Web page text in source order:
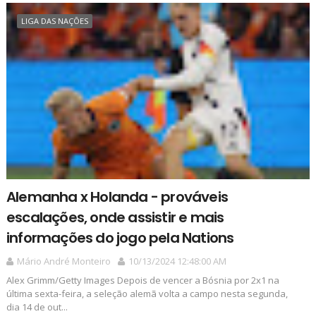
LIGA DAS NAÇÕES
Alemanha x Holanda - prováveis
escalações, onde assistir e mais
informações do jogo pela Nations
Mário André Monteiro
10/13/2024 12:48:00 AM
Alex Grimm/Getty Images Depois de vencer a Bósnia por 2x1 na
última sexta-feira, a seleção alemã volta a campo nesta segunda,
dia 14 de out...